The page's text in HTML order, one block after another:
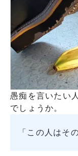
愚痴を言いたい
でしょうか。
「この人はそ